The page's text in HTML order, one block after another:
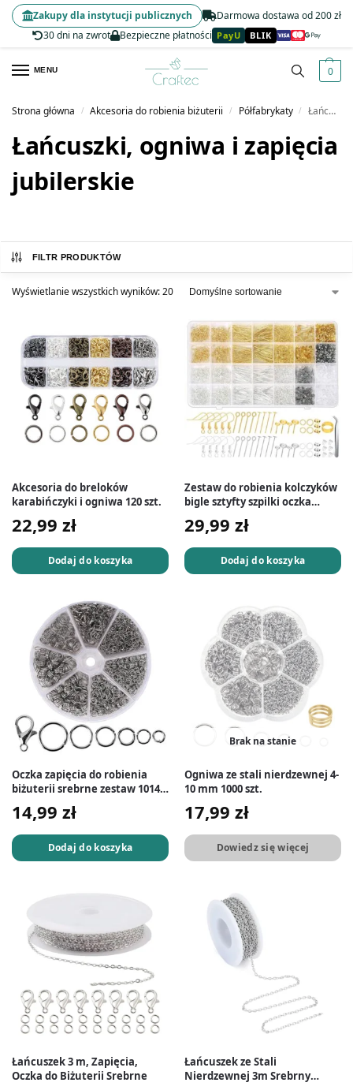
Darmowa dostawa od 200 zł
30 dni na zwrot
Bezpieczne płatności PayU BLIK
Zakupy dla instytucji publicznych
MENU 0
Strona główna / Akcesoria do robienia biżuterii / Półfabrykaty / Łańcuszki, ogniwa i zapięcia jubilerskie
Łańcuszki, ogniwa i zapięcia
jubilerskie
FILTR PRODUKTÓW
Wyświetlanie wszystkich wyników: 20
Akcesoria do breloków
karabińczyki i ogniwa 120 szt.
22,99 zł
Dodaj do koszyka
Zestaw do robienia kolczyków
bigle sztyfty szpilki oczka
zatyczki 2000 el.
29,99 zł
Dodaj do koszyka
Oczka zapięcia do robienia
biżuterii srebrne zestaw 1014
14,99 zł
Dodaj do koszyka
Brak na stanie
Ogniwa ze stali nierdzewnej 4-
10 mm 1000 szt.
17,99 zł
Dowiedz się więcej
Łańcuszek 3 m, Zapięcia,
Oczka do Biżuterii Srebrne
Łańcuszek ze Stali
Nierdzewnej 3m Srebrny